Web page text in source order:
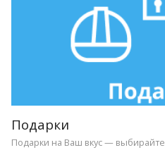
Подарки
Подарки на Ваш вкус — выбирайте